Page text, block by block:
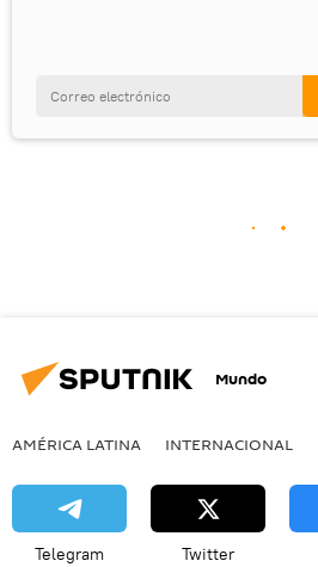
Mundo
AMÉRICA LATINA INTERNACIONAL
Telegram Twitter